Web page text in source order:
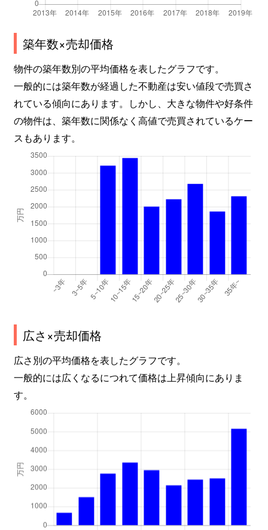
築年数×売却価格
物件の築年数別の平均価格を表したグラフです。
一般的には築年数が経過した不動産は安い値段で売買さ
れている傾向にあります。しかし、大きな物件や好条件
の物件は、築年数に関係なく高値で売買されているケー
スもあります。
広さ×売却価格
広さ別の平均価格を表したグラフです。
一般的には広くなるにつれて価格は上昇傾向にありま
す。